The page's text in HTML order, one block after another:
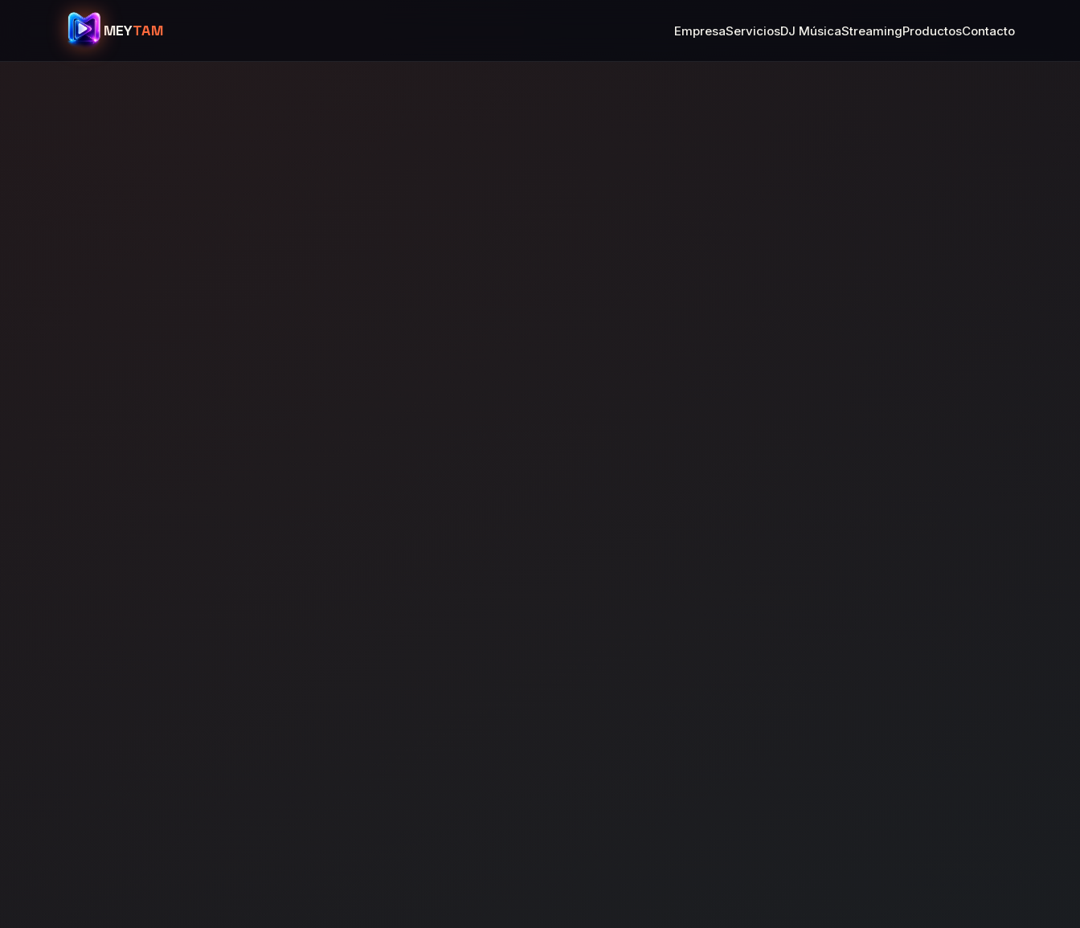
MEYTAM EmpresaServiciosDJ MúsicaStreamingProductosContacto